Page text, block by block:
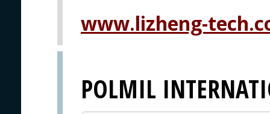
www.lizheng-
POLMIL